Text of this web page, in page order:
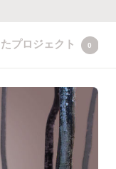
プロジェクト 0